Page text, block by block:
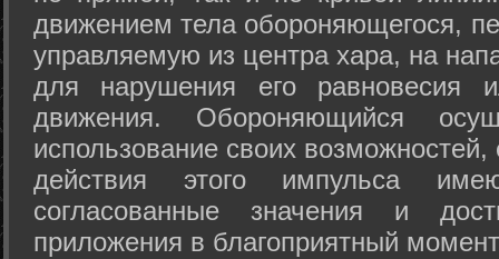
движением тела обороняющегося,
управляемую из центра хара, на
для нарушения его равновесия
движения. Обороняющийся
использование своих
действия этого импульса
согласованные значения и
приложения в благоприятный